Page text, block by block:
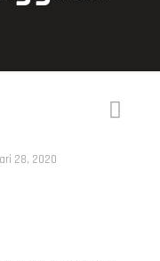
28, 2020